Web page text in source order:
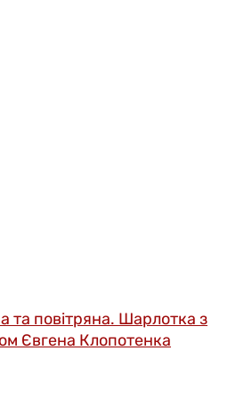
та повітряна. Шарлотка з
Євгена Клопотенка